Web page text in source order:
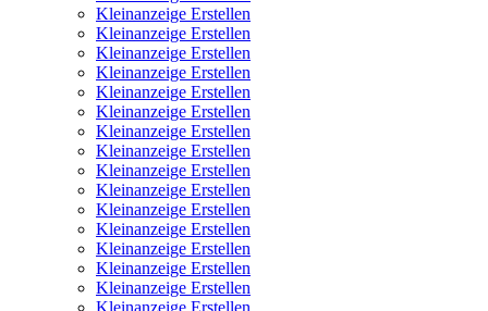
Kleinanzeige Erstellen
Kleinanzeige Erstellen
Kleinanzeige Erstellen
Kleinanzeige Erstellen
Kleinanzeige Erstellen
Kleinanzeige Erstellen
Kleinanzeige Erstellen
Kleinanzeige Erstellen
Kleinanzeige Erstellen
Kleinanzeige Erstellen
Kleinanzeige Erstellen
Kleinanzeige Erstellen
Kleinanzeige Erstellen
Kleinanzeige Erstellen
Kleinanzeige Erstellen
Kleinanzeige Erstellen